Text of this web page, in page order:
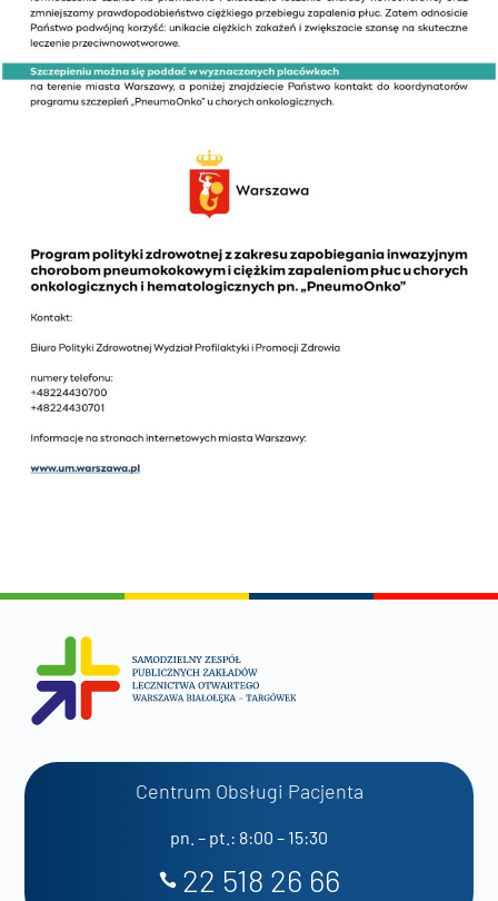
Centrum Obsługi Pacjenta
pn. – pt.: 8:00 – 15:30
22 518 26 66